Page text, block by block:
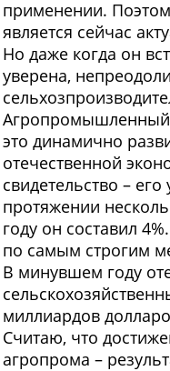
применении.
является сейчас
Но даже когда он
уверена,
Агропромышленный
это динамично
отечественной
свидетельство –
протяжении
году он составил
по самым строгим
В минувшем году
миллиардов
Считаю, что
агропрома –